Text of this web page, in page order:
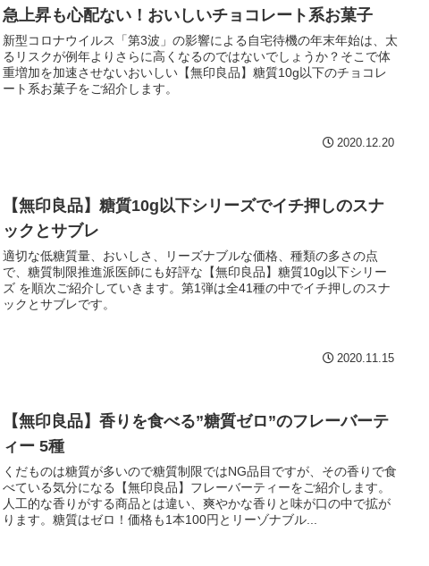
急上昇も心配ない！おいしいチョコレート系お菓子
新型コロナウイルス「第3波」の影響による自宅待機の年末年始は、太
るリスクが例年よりさらに高くなるのではないでしょうか？そこで体
重増加を加速させないおいしい【無印良品】糖質10g以下のチョコレ
ート系お菓子をご紹介します。
2020.12.20
【無印良品】糖質10g以下シリーズでイチ押しのスナ
ックとサブレ
適切な低糖質量、おいしさ、リーズナブルな価格、種類の多さの点
で、糖質制限推進派医師にも好評な【無印良品】糖質10g以下シリー
ズ を順次ご紹介していきます。第1弾は全41種の中でイチ押しのスナ
ックとサブレです。
2020.11.15
【無印良品】香りを食べる”糖質ゼロ”のフレーバーテ
ィー 5種
くだものは糖質が多いので糖質制限ではNG品目ですが、その香りで食
べている気分になる【無印良品】フレーバーティーをご紹介します。
人工的な香りがする商品とは違い、爽やかな香りと味が口の中で拡が
ります。糖質はゼロ！価格も1本100円とリーゾナブル...